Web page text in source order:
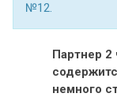
№12.
Партнер 2
немного